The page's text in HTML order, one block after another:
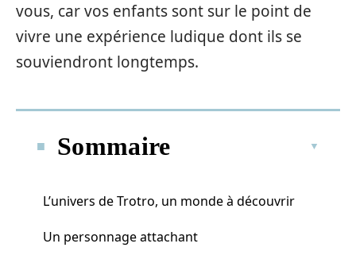
vous, car vos enfants sont sur le point de
vivre une expérience ludique dont ils se
souviendront longtemps.
Sommaire
L’univers de Trotro, un monde à découvrir
Un personnage attachant